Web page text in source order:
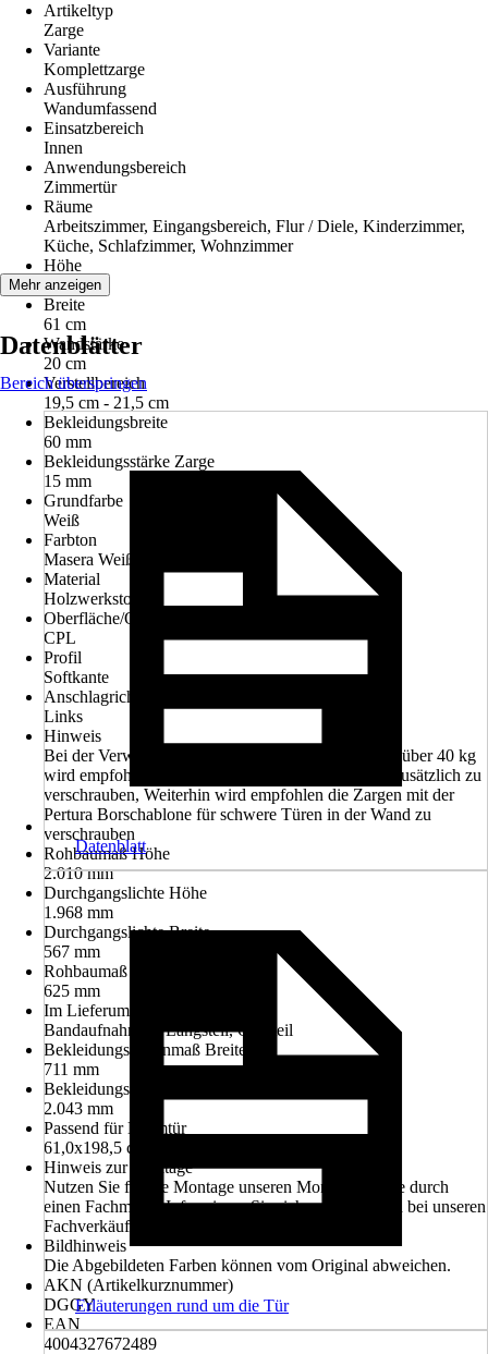
Artikeltyp
Zarge
Variante
Komplettzarge
Ausführung
Wandumfassend
Einsatzbereich
Innen
Anwendungsbereich
Zimmertür
Räume
Arbeitszimmer, Eingangsbereich, Flur / Diele, Kinderzimmer,
Küche, Schlafzimmer, Wohnzimmer
Höhe
198,5 cm
Breite
61 cm
Wandstärke
20 cm
Verstellbereich
19,5 cm - 21,5 cm
Bekleidungsbreite
60 mm
Bekleidungsstärke Zarge
15 mm
Grundfarbe
Weiß
Farbton
Masera Weiß
Material
Holzwerkstoff
Oberfläche/Oberflächenbehandlung
CPL
Profil
Softkante
Anschlagrichtung
Links
Hinweis
Bei der Verwendung von Türen mit einem Gewicht über 40 kg
wird empfohlen vor der Montage die Bandtaschen zusätzlich zu
verschrauben, Weiterhin wird empfohlen die Zargen mit der
Pertura Borschablone für schwere Türen in der Wand zu
verschrauben
Rohbaumaß Höhe
2.010 mm
Durchgangslichte Höhe
1.968 mm
Durchgangslichte Breite
567 mm
Rohbaumaß Breite
625 mm
Im Lieferumfang enthalten
Bandaufnahmen, Längsteil, Querteil
Bekleidungsaußenmaß Breite
711 mm
Bekleidungsaußenmaß Höhe
2.043 mm
Passend für Normtür
61,0x198,5 cm
Hinweis zur Montage
Nutzen Sie für die Montage unseren Montageservice durch
einen Fachmann. Informieren Sie sich unverbindlich bei unseren
Fachverkäufern im Markt.
Bildhinweis
Die Abgebildeten Farben können vom Original abweichen.
AKN (Artikelkurznummer)
DGGY
EAN
4004327672489
Mehr anzeigen
Datenblätter
Bereich überspringen
Datenblatt
Erläuterungen rund um die Tür